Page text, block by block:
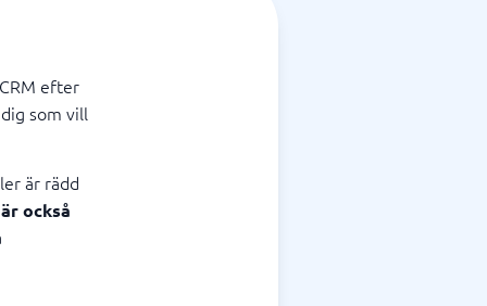
efter
som vill
är rädd
också